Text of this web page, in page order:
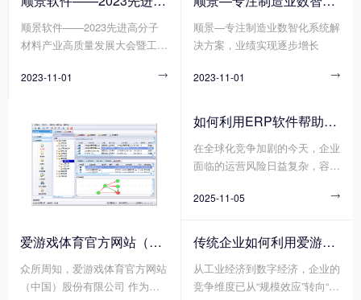
方式已经成为新材料产业发展的
重要趋势。在这个背景下，顺景
软件作为一家专注于做新材料产
技术和解决方案，参加了第四届
计算包括有哪些方面吗?
成树脂一般无法单独使用，需要
进行各种改性处理，以获得更加
优异均衡的性能，才能真正满足
十美的塑料制品，但有不断追求
的塑料，注定难堪大用，不会是
游合成树脂和下游具体应用的改
性塑料行业，其重要性自然不言
顺景软件——2023先进高分子
材料产业高质量发展大会暨工程
2023-11-01 
顺景—专注制造业数智化系统解
决方案，业绩实现逐步增长
2023-11-01 
爱游戏体育官方网站（中国）股份有限公司 分为哪几种类型?
众所周知，爱游戏体育官方网站
（中国）股份有限公司 作为数
如何利用ERP软件帮助企业更好地规避风险?
在全球化竞争加剧的今天，企业
面临的运营风险日益复杂，容易
规漏洞、库存积压等问题，轻则
存。在此背景下，ERP软件作为
企业数字化转型的基石，凭借其
数据整合、流程标准化与实时监
控能力，正成为企业规避风险的
2025-11-05 
传统企业如何利用爱游戏体育官方网站（中国）股份有限公司 重塑竞争力?
从工业经济到数字经济，企业的
竞争维度已从“规模效应”转向“敏